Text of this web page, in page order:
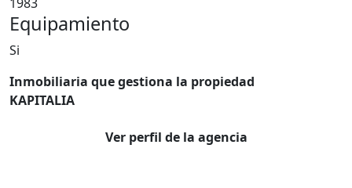
Equipamiento
Si
Inmobiliaria que gestiona la propiedad
KAPITALIA
Ver perfil de la agencia